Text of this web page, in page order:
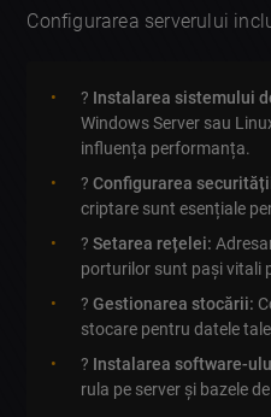
Configurarea serverului
? Instalarea sistemului
Windows Server sau
influența performanța.
?️Configurarea
criptare sunt esențiale
?Setarea rețelei:
porturilor sunt pași vitali
?Gestionarea stocării:
stocare pentru datele
?️ Instalarea software-
rula pe server și bazele